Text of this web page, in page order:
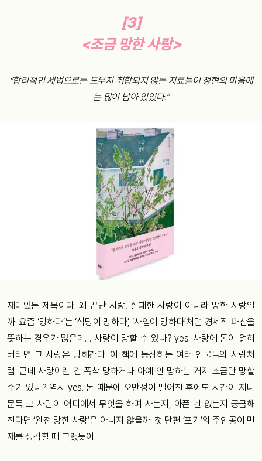
[3]
<조금 망한 사랑>
“합리적인 세법으로는 도무지 취합되지 않는 자료들이 정현의 마음에
는 많이 남아 있었다.”
재미있는 제목이다. 왜 끝난 사랑, 실패한 사랑이 아니라 망한 사랑일
까. 요즘 ‘망하다’는 ‘식당이 망하다’, ‘사업이 망하다’처럼 경제적 파산을
뜻하는 경우가 많은데… 사랑이 망할 수 있나? yes. 사랑에 돈이 얽혀
버리면 그 사랑은 망해간다. 이 책에 등장하는 여러 인물들의 사랑처
럼. 근데 사랑이란 건 폭삭 망하거나 아예 안 망하는 거지 조금만 망할
수가 있나? 역시 yes. 돈 때문에 오만정이 떨어진 후에도 시간이 지나
문득 그 사람이 어디에서 무엇을 하며 사는지, 아픈 덴 없는지 궁금해
진다면 ‘완전 망한 사랑’은 아니지 않을까. 첫 단편 ‘포기’의 주인공이 민
재를 생각할 때 그랬듯이.